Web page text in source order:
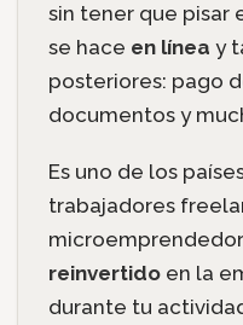
sin tener que pisar
se hace en línea y
posteriores: pago
documentos y
Es uno de los
trabajadores
reinvertido en la
durante tu